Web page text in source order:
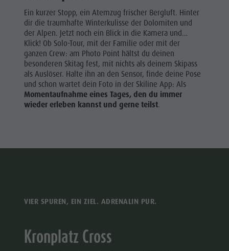
Ein kurzer Stopp, ein Atemzug frischer Bergluft. Hinter
dir die traumhafte Winterkulisse der Dolomiten und
der Alpen. Jetzt noch ein Blick in die Kamera und…
Klick! Ob Solo-Tour, mit der Familie oder mit der
ganzen Crew: am Photo Point hältst du deinen
besonderen Skitag fest, mit nichts als deinem Skipass
als Auslöser. Halte ihn an den Sensor, finde deine Pose
und schon wartet dein Foto in der Skiline App: Als
Momentaufnahme eines Tages, den du immer
wieder erleben kannst und gerne teilst.
VIER SPUREN, EIN ZIEL. ADRENALIN PUR.
Kronplatz Cross